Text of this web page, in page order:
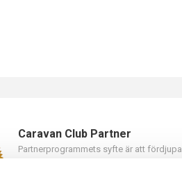
Caravan Club Partner
Partnerprogrammets syfte är att fördjupa